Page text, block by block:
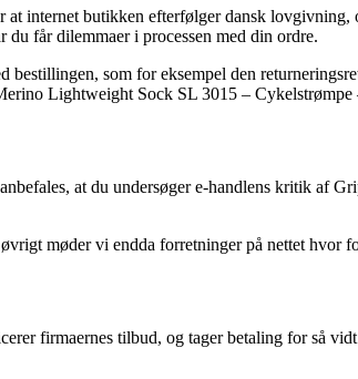
internet butikken efterfølger dansk lovgivning,
du får dilemmaer i processen med din ordre.
som for eksempel den
Lightweight Sock SL 3015 –
at du undersøger e-handlens kritik af
møder vi endda forretninger på nettet hvor
firmaernes tilbud, og tager betaling for så